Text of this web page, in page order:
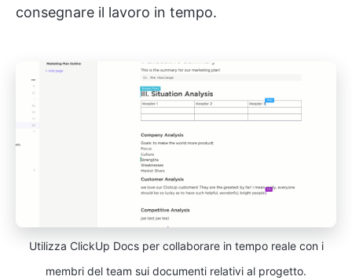
consegnare il lavoro in tempo.
Utilizza ClickUp Docs per collaborare in tempo reale con i
membri del team sui documenti relativi al progetto.